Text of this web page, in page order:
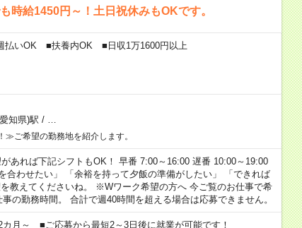
給1450円～！土日祝休みもOKです。
払いOK ■扶養内OK ■日収1万1600円以上
知県)駅 / …
ご希望の勤務地を紹介します。
あれば下記シフトもOK！ 早番 7:00～16:00 遅番 10:00～19:00
合わせたい」 「余裕を持って夕飯の準備がしたい」 「できれば
教えてくださいね。 ※Wワーク希望の方へ 今ご覧のお仕事で希
の勤務時間。 合計で週40時間を超える場合は応募できません。
カ月～ ■ご応募から最短2～3日後に就業が可能です！